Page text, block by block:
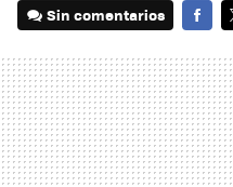
Sin comentarios